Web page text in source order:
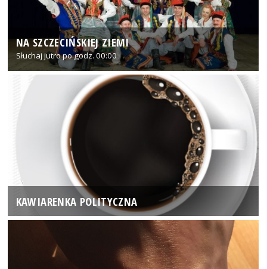
NA SZCZECIŃSKIEJ ZIEMI
Słuchaj jutro po godz. 00:00
KAWIARENKA POLITYCZNA